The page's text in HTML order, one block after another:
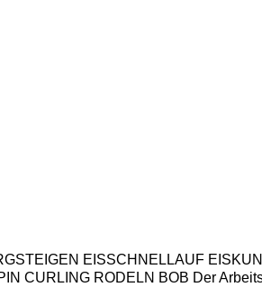
EISSCHNELLAUF
CURLING RODELN BOB Der